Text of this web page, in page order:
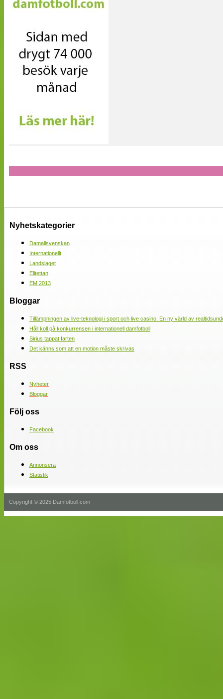
Nyhetskategorier
Damallsvenskan
Internationellt
Landslaget
Elitettan
EM 2013
Bloggar
Tillämpningen av live-teknologi i sport och live casino: En ny värld av
Håll koll på konkurrensen i internationell damfotboll
Sirius tappat farten
Det känns som att en motion måste skrivas
RSS
Nyheter
Bloggar
Följ oss
Facebook
Om oss
Annonsera
Statistik
Copyright © 2025 Damfotboll.com